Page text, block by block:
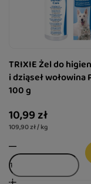
TRIXIE Żel do
i dziąseł wołowina
100 g
10,99 zł
109,90 zł / kg